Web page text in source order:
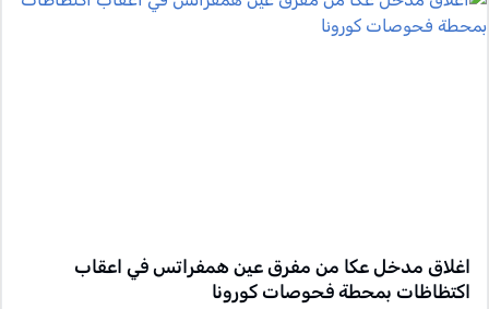
اغلاق مدخل عكا من مفرق عين همفراتس في اعقاب
اكتظاظات بمحطة فحوصات كورونا